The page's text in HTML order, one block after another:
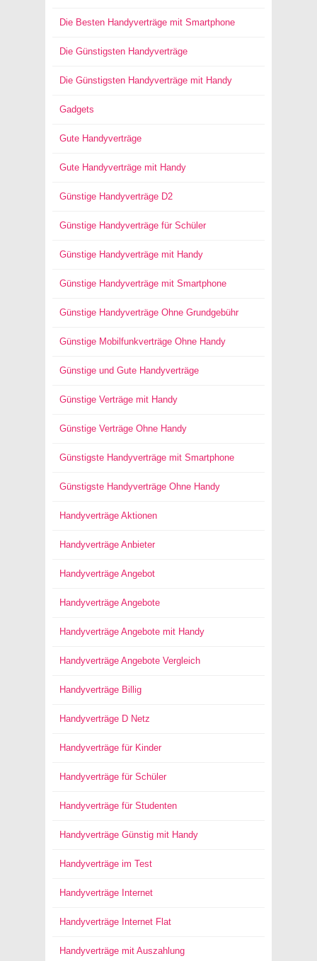
Die Besten Handyverträge mit Smartphone
Die Günstigsten Handyverträge
Die Günstigsten Handyverträge mit Handy
Gadgets
Gute Handyverträge
Gute Handyverträge mit Handy
Günstige Handyverträge D2
Günstige Handyverträge für Schüler
Günstige Handyverträge mit Handy
Günstige Handyverträge mit Smartphone
Günstige Handyverträge Ohne Grundgebühr
Günstige Mobilfunkverträge Ohne Handy
Günstige und Gute Handyverträge
Günstige Verträge mit Handy
Günstige Verträge Ohne Handy
Günstigste Handyverträge mit Smartphone
Günstigste Handyverträge Ohne Handy
Handyverträge Aktionen
Handyverträge Anbieter
Handyverträge Angebot
Handyverträge Angebote
Handyverträge Angebote mit Handy
Handyverträge Angebote Vergleich
Handyverträge Billig
Handyverträge D Netz
Handyverträge für Kinder
Handyverträge für Schüler
Handyverträge für Studenten
Handyverträge Günstig mit Handy
Handyverträge im Test
Handyverträge Internet
Handyverträge Internet Flat
Handyverträge mit Auszahlung